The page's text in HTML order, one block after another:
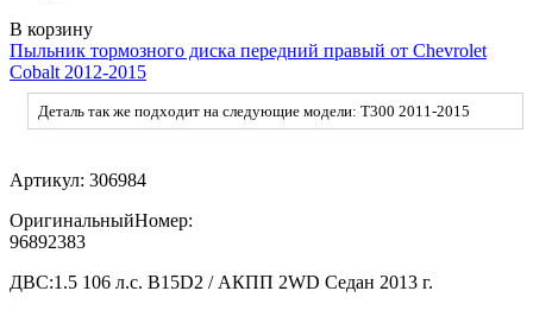
В корзину
Пыльник тормозного диска передний правый от Chevrolet
Cobalt 2012-2015
Деталь так же подходит на следующие модели: T300 2011-2015
Артикул: 306984
ОригинальныйНомер:
96892383
ДВС:1.5 106 л.с. B15D2 / АКПП 2WD Седан 2013 г.